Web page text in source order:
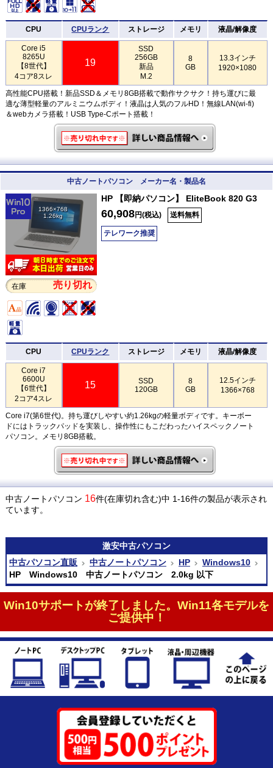
CPU CPUランク ストレージ メモリ 液晶/解像度
Core i5
8265U
【8世代】
4コア8スレ
19
SSD
256GB
新品
M.2
8
GB
13.3インチ
1920×1080
高性能CPU搭載！新品SSD＆メモリ8GB搭載で動作サクサク！持ち運びに最
適な薄型軽量のアルミニウムボディ！液晶は人気のフルHD！無線LAN(wi-fi)
＆webカメラ搭載！USB Type-Cポート搭載！
中古ノートパソコン メーカー名・製品名
1366×768
1.26kg
在庫 売り切れ
HP 【即納パソコン】 EliteBook 820 G3
60,908円(税込) 送料無料
テレワーク推奨
CPU CPUランク ストレージ メモリ 液晶/解像度
Core i7
6600U
【6世代】
2コア4スレ
15
SSD
120GB
8
GB
12.5インチ
1366×768
Core i7(第6世代)。持ち運びしやすい約1.26kgの軽量ボディです。キーボー
ドにはトラックパッドを実装し、操作性にもこだわったハイスペックノート
パソコン。メモリ8GB搭載。
中古ノートパソコン 16件(在庫切れ含む)中 1-16件の製品が表示され
ています。
激安中古パソコン
中古パソコン直販
中古ノートパソコン HP
Windows10
HP Windows10 中古ノートパソコン 2.0kg 以下
Win10サポートが終了しました。Win11各モデルを
ご提供中！